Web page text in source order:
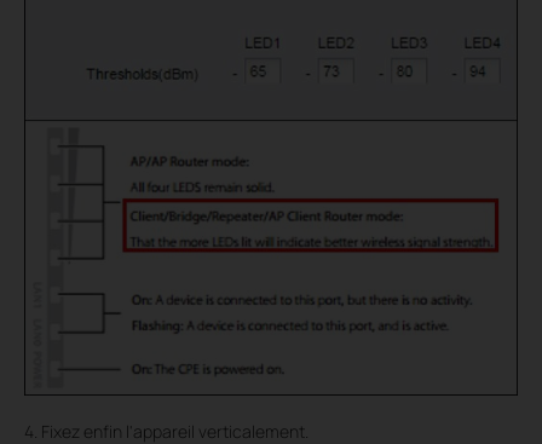
4. Fixez enfin l'appareil verticalement.